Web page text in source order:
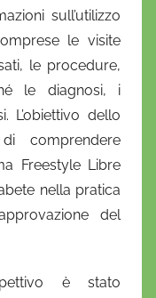
sull’utilizzo
le visite
le procedure,
le diagnosi, i
L’obiettivo dello
comprendere
Freestyle Libre
nella pratica
del
è stato